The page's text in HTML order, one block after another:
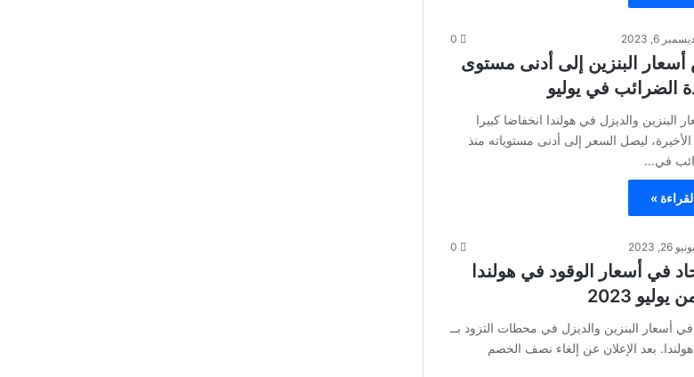
ديسمبر 6, 2023 0
أسعار البنزين إلى أدنى مستوى
الضرائب في يوليو
البنزين والديزل في هولندا انخفاضا كبيرا
الأخيرة، ليصل السعر إلى أدنى مستوياته منذ
في…
»
يونيو 26, 2023 0
في أسعار الوقود في هولندا
يوليو 2023
في أسعار البنزين والديزل في محطات التزود بــ
بعد الإعلان عن إلغاء نصف الخصم